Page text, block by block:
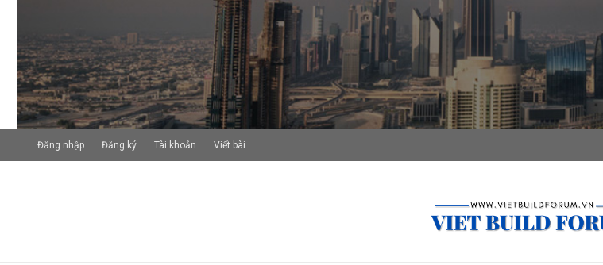
Đăng nhập Đăng ký Tài khoản Viết bài